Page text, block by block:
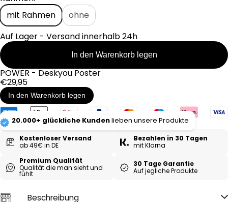
mit Rahmen
ohne
Auf Lager - Versand innerhalb 24h
In den Warenkorb legen
POWER - Deskyou Poster
Regulärer
Preis
€29,95
In den Warenkorb legen
20.000+ glückliche Kundenlieben unsere Produkte
Kostenloser Versand
ab 49€ in DE
Bezahlen in 30 Tagen
mit Klarna
Premium Qualität
Qualität die man sieht und
fühlt
30 Tage Garantie
Auf jegliche Produkte
Beschreibung